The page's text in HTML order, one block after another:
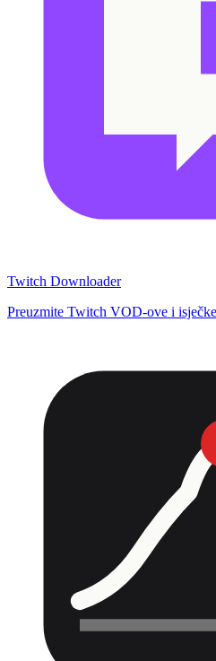
Twitch Downloader
Preuzmite Twitch VOD-ove i